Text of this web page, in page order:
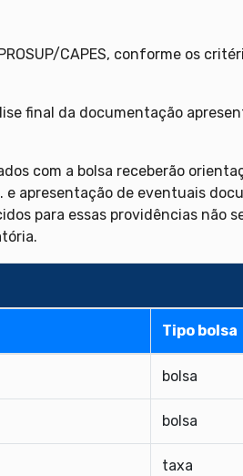
CAPES, conforme os
final da documentação
com a bolsa receberão
apresentação de eventuais
para essas providências não
Tipo bolsa
bolsa
bolsa
taxa